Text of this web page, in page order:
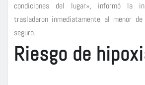
condiciones del lugar», informó la
trasladaron inmediatamente al menor
seguro.
Riesgo de